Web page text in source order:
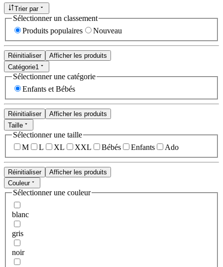
Trier par
Sélectionner un classement
Produits populaires
Nouveau
Réinitialiser
Afficher les produits
Catégorie1
Sélectionner une catégorie
Enfants et Bébés
Réinitialiser
Afficher les produits
Taille
Sélectionner une taille
M
L XL XXL Bébés Enfants Ado
Réinitialiser
Afficher les produits
Couleur
Sélectionner une couleur
blanc
gris
noir